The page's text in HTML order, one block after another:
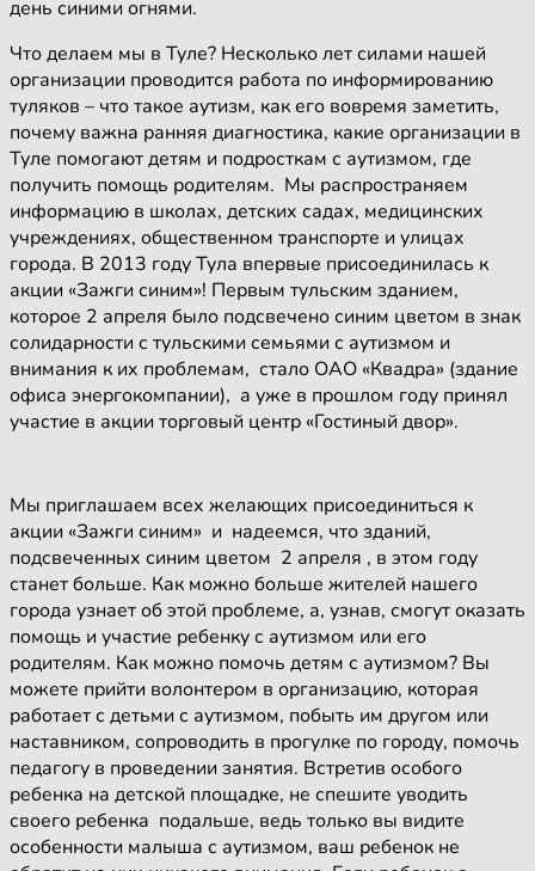
день синими огнями.
Что делаем мы в Туле? Несколько лет силами нашей
организации проводится работа по информированию
туляков – что такое аутизм, как его вовремя заметить,
почему важна ранняя диагностика, какие организации в
Туле помогают детям и подросткам с аутизмом, где
получить помощь родителям. Мы распространяем
информацию в школах, детских садах, медицинских
учреждениях, общественном транспорте и улицах
города. В 2013 году Тула впервые присоединилась к
акции «Зажги синим»! Первым тульским зданием,
которое 2 апреля было подсвечено синим цветом в знак
солидарности с тульскими семьями с аутизмом и
внимания к их проблемам, стало ОАО «Квадра» (здание
офиса энергокомпании), а уже в прошлом году принял
участие в акции торговый центр «Гостиный двор».
Мы приглашаем всех желающих присоединиться к
акции «Зажги синим» и надеемся, что зданий,
подсвеченных синим цветом 2 апреля , в этом году
станет больше. Как можно больше жителей нашего
города узнает об этой проблеме, а, узнав, смогут оказать
помощь и участие ребенку с аутизмом или его
родителям. Как можно помочь детям с аутизмом? Вы
можете прийти волонтером в организацию, которая
работает с детьми с аутизмом, побыть им другом или
наставником, сопроводить в прогулке по городу, помочь
педагогу в проведении занятия. Встретив особого
ребенка на детской площадке, не спешите уводить
своего ребенка подальше, ведь только вы видите
особенности малыша с аутизмом, ваш ребенок не